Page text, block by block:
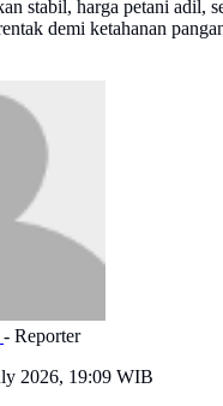
stabil, harga petani adil,
demi ketahanan
- Reporter
2026, 19:09 WIB